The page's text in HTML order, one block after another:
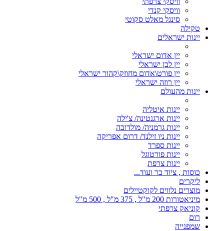
וויסקי קנדי
סינגל מאלט סקוטי
טקילה
יינות ישראלים
יין אדום ישראלי
יין לבן ישראלי
יין פורט\אדום מחוזק\קהור ישראלי
יין רוזה ישראלי
יינות מהעולם
יינות איטליה
יינות ארגנטינה/ צ'ילה
יינות גרמניה/ מולדובה
יינות ניו זילנד/ דרום אפריקה
יינות ספרד
יינות פורטוגל
יינות צרפת
כוסות , ציוד בר ועוד...
ליקרים
מוצרים נלווים לקוקטיילים
מיניאטורות 200 מ"ל , 375 מ"ל , 500 מ"ל
קוניאק צרפתי
רום
שמפנייה